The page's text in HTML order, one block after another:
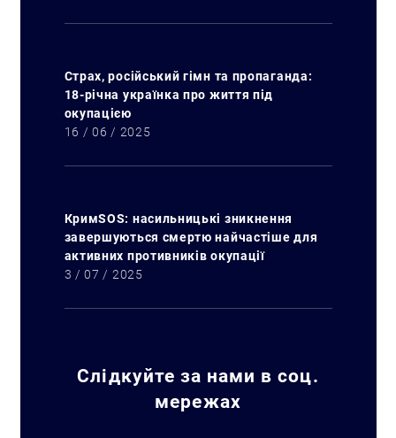
Страх, російський гімн та пропаганда:
18-річна українка про життя під
окупацією
16 / 06 / 2025
КримSOS: насильницькі зникнення
завершуються смертю найчастіше для
активних противників окупації
3 / 07 / 2025
Слідкуйте за нами в соц.
мережах